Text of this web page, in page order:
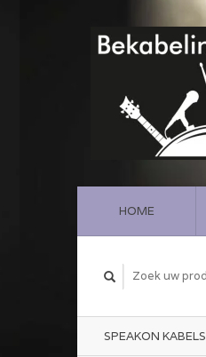
HOME
SPEAKON KABELS